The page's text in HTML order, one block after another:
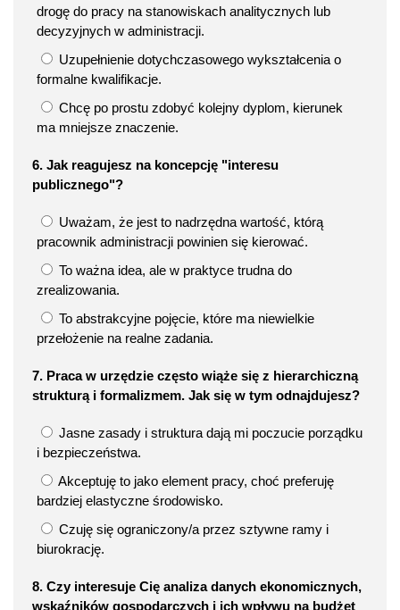
drogę do pracy na stanowiskach analitycznych lub
decyzyjnych w administracji.
Uzupełnienie dotychczasowego wykształcenia o
formalne kwalifikacje.
Chcę po prostu zdobyć kolejny dyplom, kierunek
ma mniejsze znaczenie.
6. Jak reagujesz na koncepcję "interesu
publicznego"?
Uważam, że jest to nadrzędna wartość, którą
pracownik administracji powinien się kierować.
To ważna idea, ale w praktyce trudna do
zrealizowania.
To abstrakcyjne pojęcie, które ma niewielkie
przełożenie na realne zadania.
7. Praca w urzędzie często wiąże się z hierarchiczną
strukturą i formalizmem. Jak się w tym odnajdujesz?
Jasne zasady i struktura dają mi poczucie porządku
i bezpieczeństwa.
Akceptuję to jako element pracy, choć preferuję
bardziej elastyczne środowisko.
Czuję się ograniczony/a przez sztywne ramy i
biurokrację.
8. Czy interesuje Cię analiza danych ekonomicznych,
wskaźników gospodarczych i ich wpływu na budżet